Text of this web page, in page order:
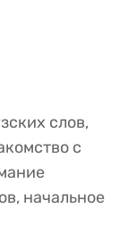
слов,
с
начальное